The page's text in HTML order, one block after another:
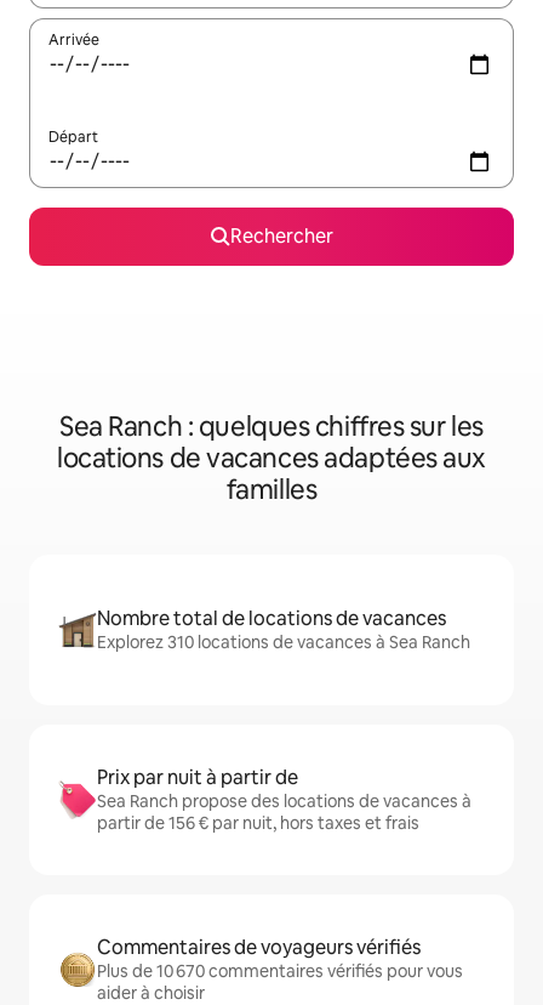
Arrivée
Départ
Rechercher
Sea Ranch : quelques chiffres sur les
locations de vacances adaptées aux
familles
Nombre total de locations de vacances
Explorez 310 locations de vacances à Sea Ranch
Prix par nuit à partir de
Sea Ranch propose des locations de vacances à
partir de 156 € par nuit, hors taxes et frais
Commentaires de voyageurs vérifiés
Plus de 10 670 commentaires vérifiés pour vous
aider à choisir